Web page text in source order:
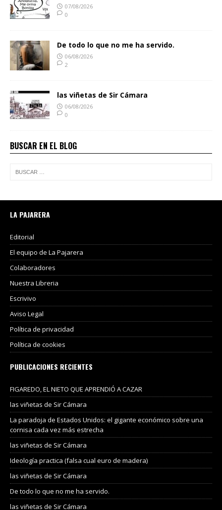
07/08/2026
0
De todo lo que no me ha servido.
06/08/2026
2
las viñetas de Sir Cámara
06/08/2026
0
BUSCAR EN EL BLOG
LA PAJARERA
Editorial
El equipo de La Pajarera
Colaboradores
Nuestra Libreria
Escrivivo
Aviso Legal
Política de privacidad
Política de cookies
PUBLICACIONES RECIENTES
FIGAREDO, EL NIETO QUE APRENDIÓ A CAZAR
las viñetas de Sir Cámara
La paradoja de Estados Unidos: el gigante económico sobre una
cornisa cada vez más estrecha
las viñetas de Sir Cámara
Ideología practica (falsa cual euro de madera)
las viñetas de Sir Cámara
De todo lo que no me ha servido.
las viñetas de Sir Cámara